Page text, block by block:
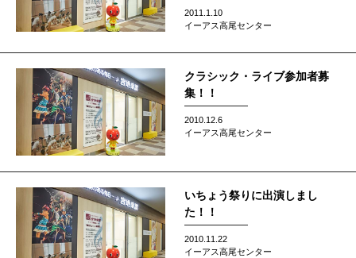
2011.1.10
イーアス高尾センター
クラシック・ライブ参加者募
集！！
2010.12.6
イーアス高尾センター
いちょう祭りに出演しまし
た！！
2010.11.22
イーアス高尾センター